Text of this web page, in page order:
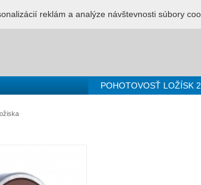
SLUŽBA PRE LOŽISKÁ - 0905 760 392
POHOTOVOSŤ LOŽÍSK
reklám a analýze návštevnosti súbory